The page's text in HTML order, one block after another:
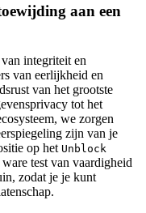
aan een
integriteit en
van eerlijkheid en
van het grootste
tot het
we zorgen
zijn van je
op het Unblock
test van vaardigheid
zodat je je kunt